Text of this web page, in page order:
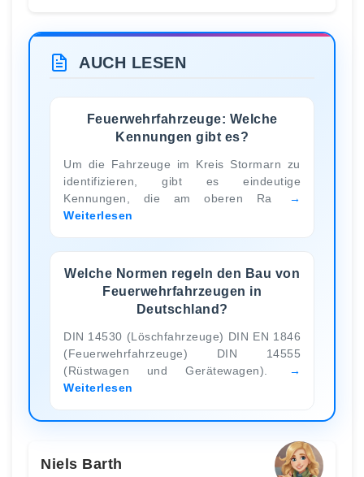
AUCH LESEN
Feuerwehrfahrzeuge: Welche
Kennungen gibt es?
Um die Fahrzeuge im Kreis Stormarn zu
identifizieren, gibt es eindeutige
Kennungen, die am oberen Ra
Weiterlesen
Welche Normen regeln den Bau von
Feuerwehrfahrzeugen in
Deutschland?
DIN 14530 (Löschfahrzeuge) DIN EN 1846
(Feuerwehrfahrzeuge) DIN 14555
(Rüstwagen und Gerätewagen).
Weiterlesen
Niels Barth